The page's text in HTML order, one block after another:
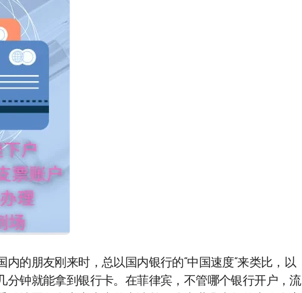
的朋友刚来时，总以国内银行的“中国速度”来类比，以
分钟就能拿到银行卡。在菲律宾，不管哪个银行开户，流